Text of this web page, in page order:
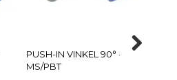
PUSH-IN VINKEL 90° ·
MS/PBT